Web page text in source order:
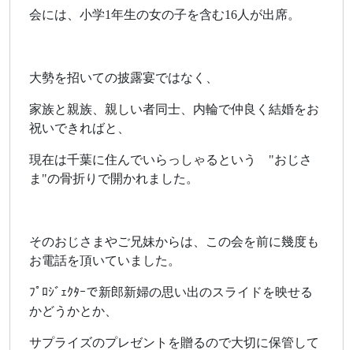
会には、小学1年生の女の子を含む16人が出席。
大勢を招いての披露宴ではなく、
家族と親族、親しい者同士、内輪で仲良く結婚をお
祝いできればと、
現在は千葉に住んでいらっしゃるという "おじさ
ま"の骨折りで開かれました。
そのおじさまやご兄妹からは、この会を前に幾度も
お電話を頂いていました。
ﾌﾟﾛｼﾞｪｸﾀｰで新郎新婦の思い出のスライドを映せる
かどうかとか、
サプライズのプレゼントを贈るので大切に保管して